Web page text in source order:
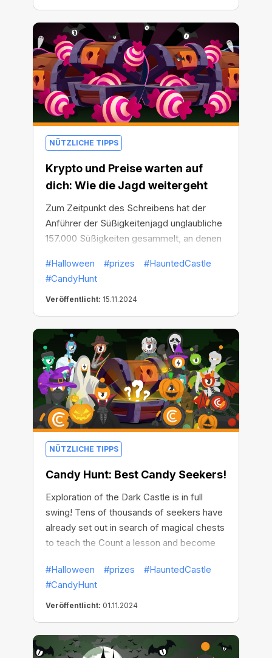
NÜTZLICHE TIPPS
Krypto und Preise warten auf
dich: Wie die Jagd weitergeht
Zum Zeitpunkt des Schreibens hat der
Anführer der Süßigkeitenjagd unglaubliche
157.000 Süßigkeiten gesammelt, an denen
teilgenommen haben! Der Börsentag rückt
immer näher und damit auch die Verlosung
von 13 wertvollen Preisen!
#Halloween #prizes
#HauntedCastle
#CandyHunt
Veröffentlicht: 15.11.2024
NÜTZLICHE TIPPS
Candy Hunt: Best Candy Seekers!
Exploration of the Dark Castle is in full
swing! Tens of thousands of seekers have
already set out in search of magical chests
to teach the Count a lesson and become
#Halloween
#prizes
#HauntedCastle
#CandyHunt
Veröffentlicht: 01.11.2024